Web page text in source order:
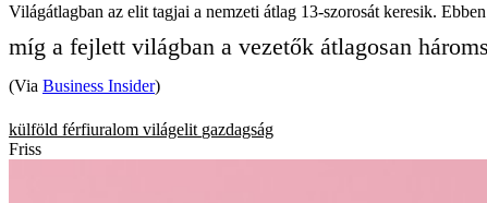
Világátlagban az elit tagjai a nemzeti átlag 13-szorosát keresik.
míg a fejlett világban a vezetők átlagosan
(Via Business Insider)
külföld férfiuralom világelit gazdagság
Friss